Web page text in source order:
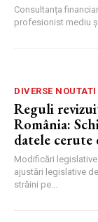
Consultanța
profesionist mediu
DIVERSE NOUTATI
Reguli
România:
datele
Modificări
ajustări legislative
străini pe...